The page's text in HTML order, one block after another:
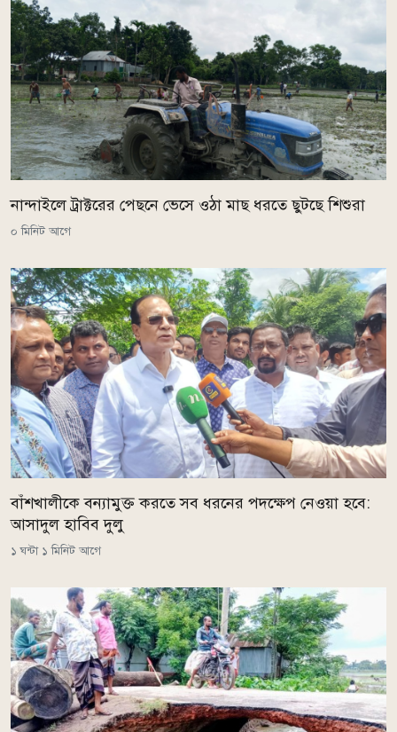
নান্দাইলে ট্রাক্টরের পেছনে ভেসে ওঠা মাছ ধরতে ছুটছে শিশুরা
০ মিনিট আগে
বাঁশখালীকে বন্যামুক্ত করতে সব ধরনের পদক্ষেপ নেওয়া হবে:
আসাদুল হাবিব দুলু
১ ঘন্টা ১ মিনিট আগে